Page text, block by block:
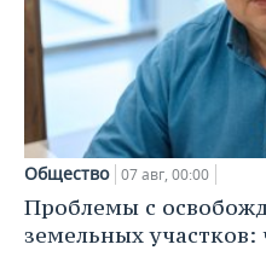
Общество 07 авг, 00:00
Проблемы с
земельных участков: